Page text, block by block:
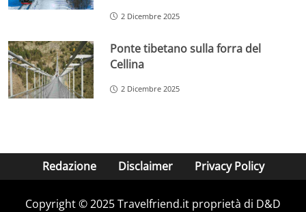
2 Dicembre 2025
Ponte tibetano sulla forra del
Cellina
2 Dicembre 2025
Redazione Disclaimer Privacy Policy
Copyright © 2025 Travelfriend.it proprietà di D&D